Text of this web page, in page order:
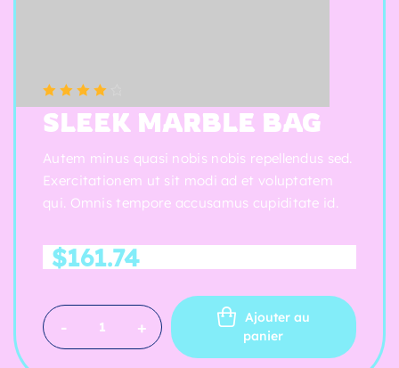
Note4.25
sur 5
SLEEK MARBLE BAG
Autem minus quasi nobis nobis repellendus sed.
Exercitationem ut sit modi ad et voluptatem
qui. Omnis tempore accusamus cupiditate id.
$161.74
- +
Ajouter au
panier